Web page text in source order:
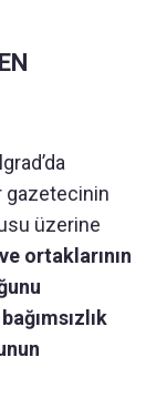
gazetecinin
üzerine
ortaklarının